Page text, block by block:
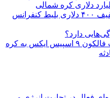
فرصت استثنایی: دریافت تخفیف ۴۰۰ دلاری بلیط کنفرانس
دارد؟
برخورد قطعه غیرفعال راکت فالکون ۹ اسپیس ایکس به کره